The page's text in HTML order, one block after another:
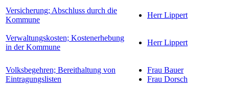
Versicherung; Abschluss durch die
Kommune
Herr Lippert
Verwaltungskosten; Kostenerhebung
in der Kommune
Herr Lippert
Volksbegehren; Bereithaltung von
Eintragungslisten
Frau Bauer
Frau Dorsch